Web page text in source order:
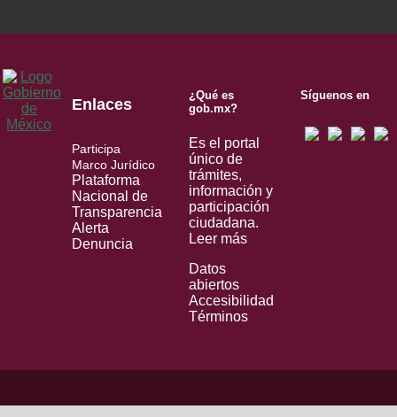
Enlaces
Participa
Marco Jurídico
Plataforma
Nacional de
Transparencia
Alerta
Denuncia
¿Qué es
gob.mx?
Es el portal
único de
trámites,
información y
participación
ciudadana.
Leer más
Datos
abiertos
Accesibilidad
Términos
Síguenos en